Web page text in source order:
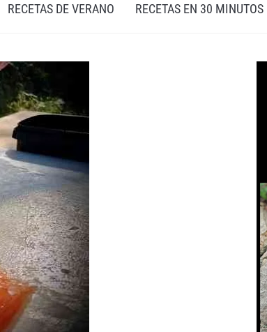
RECETAS DE VERANO RECETAS EN 30 MINUTOS